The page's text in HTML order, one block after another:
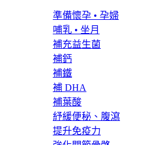
準備懷孕 • 孕婦
哺乳 • 坐月
補充益生菌
補鈣
補鐵
補 DHA
補葉酸
紓緩便秘、腹瀉
提升免疫力